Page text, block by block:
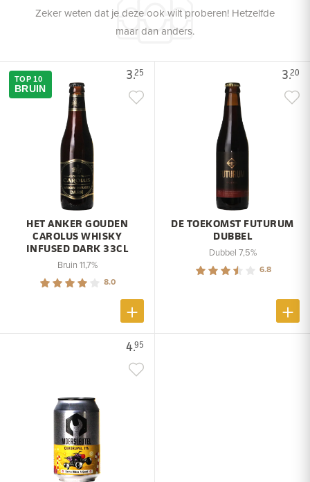
Zeker weten dat je deze ook wilt proberen! Hetzelfde
maar dan anders.
3.25
TOP 10
BRUIN
HET ANKER GOUDEN
CAROLUS WHISKY
INFUSED DARK 33CL
Bruin 11,7%
8.0
3.20
DE TOEKOMST FUTURUM
DUBBEL
Dubbel 7,5%
6.8
4.95